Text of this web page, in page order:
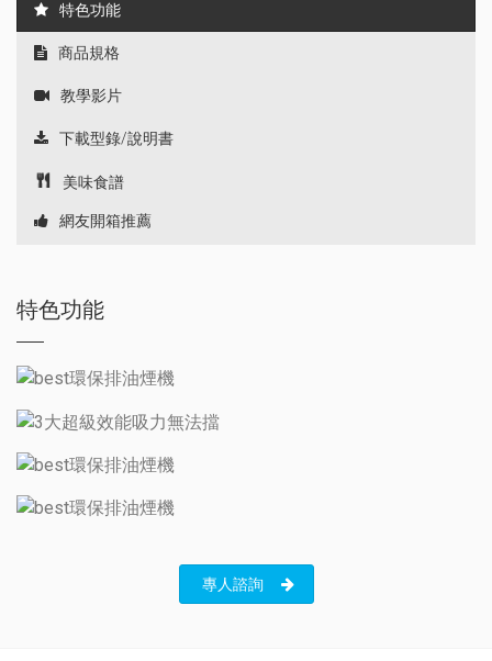
特色功能
商品規格
教學影片
下載型錄/說明書
美味食譜
網友開箱推薦
特色功能
專人諮詢